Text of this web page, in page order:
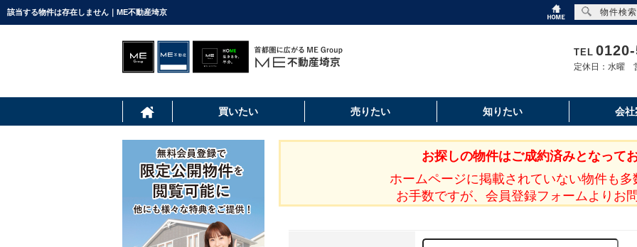
該当する物件は存在しません｜ME不動産埼京
TEL
定休日：水曜
買いたい 売りたい 知りたい 会社
お探しの物件はご成約済みとなってお
ホームページに掲載されていない物件も多
お手数ですが、会員登録フォームよりお
物件検索